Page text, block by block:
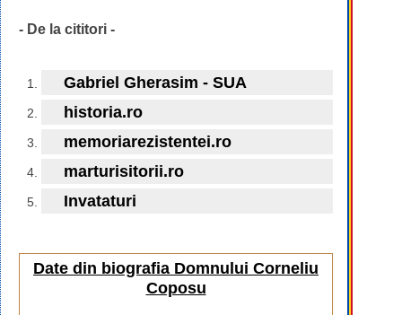
- De la cititori -
Gabriel Gherasim - SUA
historia.ro
memoriarezistentei.ro
marturisitorii.ro
Invataturi
Date din biografia Domnului Corneliu
Coposu